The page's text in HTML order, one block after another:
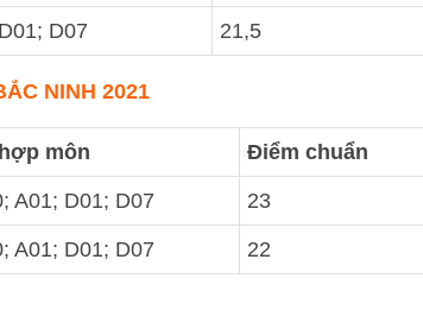
D07 21,5
NINH 2021
môn Điểm chuẩn
A01; D01; D07 23
A01; D01; D07 22